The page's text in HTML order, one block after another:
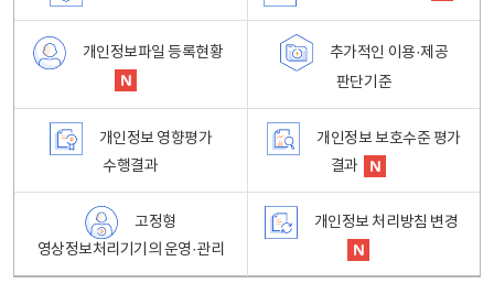
개인정보파일 등록현황
추가적인 이용·제공
판단기준
개인정보 영향평가
수행결과
개인정보 보호수준 평가
결과
고정형
영상정보처리기기의 운영·관리
개인정보 처리방침 변경